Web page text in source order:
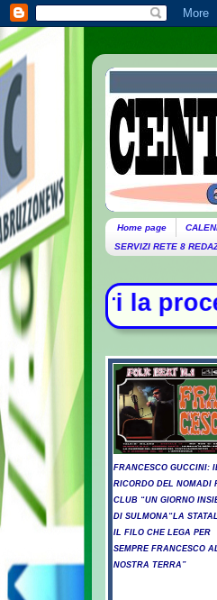
Home page
SERVIZI RETE 8
per
FRANCESCO GUCCINI: IL
RICORDO DEL NOMADI
CLUB “UN GIORNO
DI SULMONA“LA
IL FILO CHE LEGA PER
SEMPRE FRANCESCO
NOSTRA TERRA”